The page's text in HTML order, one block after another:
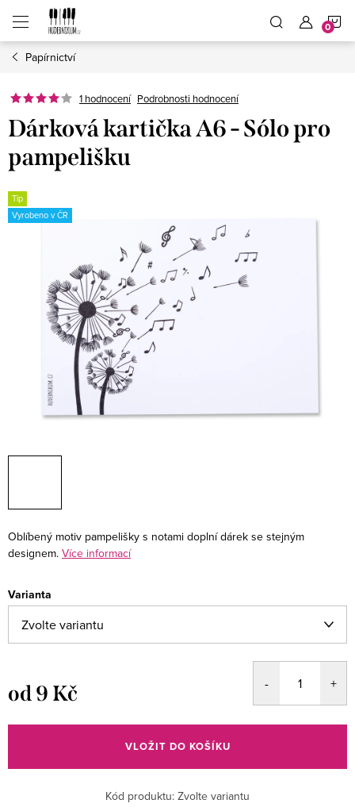
obsah
Papírnictví
1 hodnocení Podrobnosti hodnocení
Dárková kartička A6 - Sólo pro
pampelišku
Tip
Vyrobeno v ČR
Oblíbený motiv pampelišky s notami doplní dárek se stejným
designem. Více informací
Varianta
od9 Kč
cena:
VLOŽIT DO KOŠÍKU
Kód produktu: Zvolte variantu